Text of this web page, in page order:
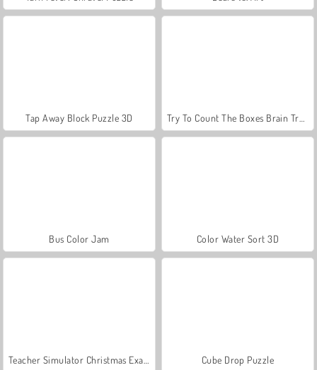
Tap Away Block Puzzle 3D
Bus Color Jam Color Water Sort 3D
Cube Drop Puzzle